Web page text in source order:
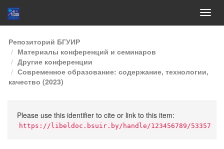
Skip
navigation
Репозиторий БГУИР
Материалы конференций и семинаров
Другие конференции
Современное образование: содержание, технологии,
качество (2023)
Please use this identifier to cite or link to this item:
https://libeldoc.bsuir.by/handle/123456789/53357